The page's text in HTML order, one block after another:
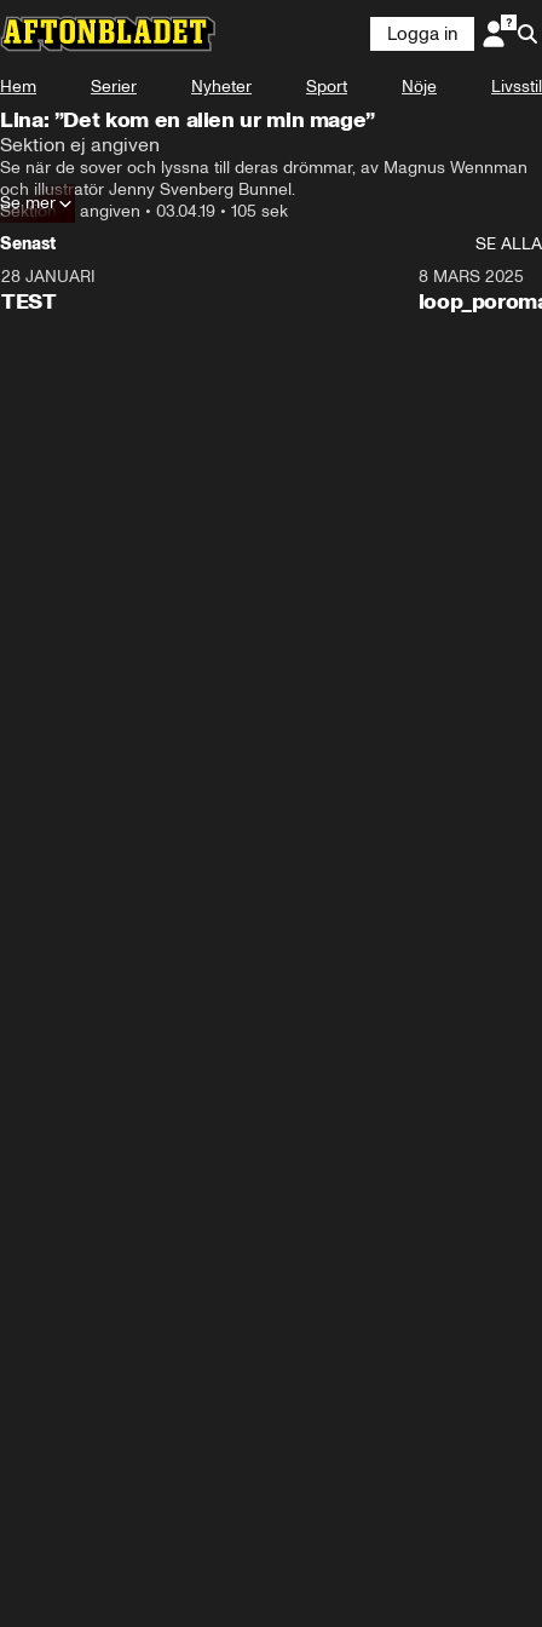
Logga in
Hem Serier Nyheter Sport Nöje Livsstil
Lina: ”Det kom en alien ur min mage”
Sektion ej angiven
Se när de sover och lyssna till deras drömmar, av Magnus Wennman
och illustratör Jenny Svenberg Bunnel.
Sektion ej angiven • 03.04.19 • 105 sek
Se mer
Senast
SE ALLA
28 JANUARI
TEST
8 MARS 2025